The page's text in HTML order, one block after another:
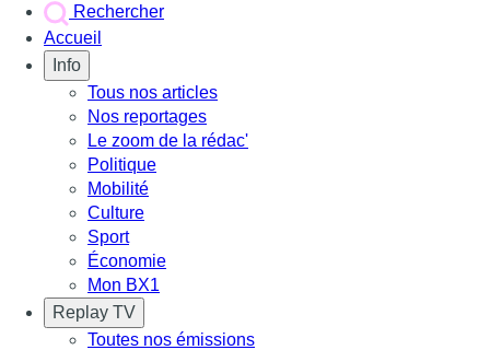
Rechercher
Accueil
Info
Tous nos articles
Nos reportages
Le zoom de la rédac'
Politique
Mobilité
Culture
Sport
Économie
Mon BX1
Replay TV
Toutes nos émissions